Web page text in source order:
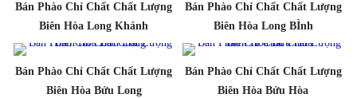
Bán Phào Chỉ Chất Chất Lượng
Biên Hòa Long Khánh
Bán Phào Chỉ Chất Chất Lượng
Biên Hòa Long BÌnh
Bán Phào Chỉ Chất Chất Lượng
Biên Hòa Bửu Long
Bán Phào Chỉ Chất Chất Lượng
Biên Hòa Bửu Hòa